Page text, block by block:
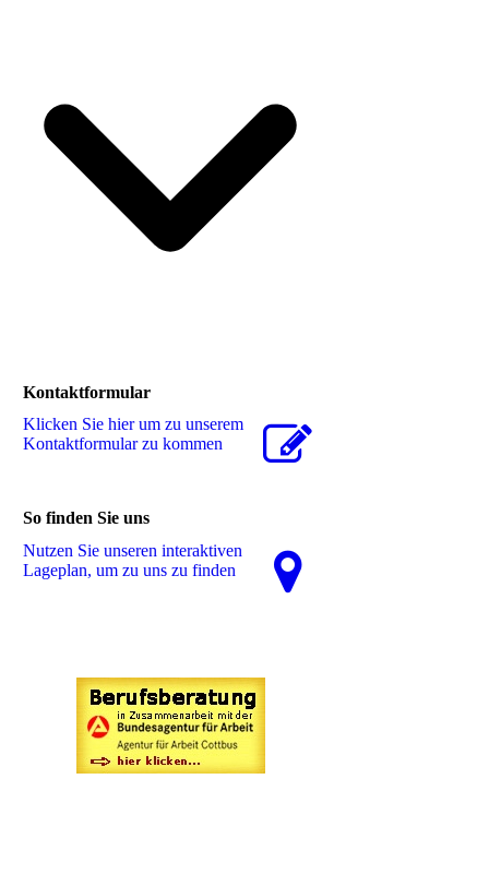
Kontaktformular
Klicken Sie hier um zu unserem
Kon­takt­for­mu­lar zu kommen
So finden Sie uns
Nutzen Sie unseren interaktiven
La­ge­plan, um zu uns zu finden